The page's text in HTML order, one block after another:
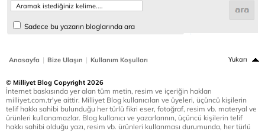
Sadece bu yazarın bloglarında ara
Anasayfa | Bize Ulaşın | Kullanım Koşulları Yukarı
© Milliyet Blog Copyright 2026
İnternet baskısında yer alan tüm metin, resim ve içeriğin hakları
milliyet.com.tr'ye aittir. Milliyet Blog kullanıcıları ve üyeleri, üçüncü kişilerin
telif hakkı sahibi bulunduğu her türlü fikri eser, fotoğraf, resim vb. materyal ve
ürünleri kullanamazlar. Blog kullanıcı ve yazarlarının, üçüncü kişilerin telif
hakkı sahibi olduğu yazı, resim vb. ürünleri kullanması durumunda, her türlü